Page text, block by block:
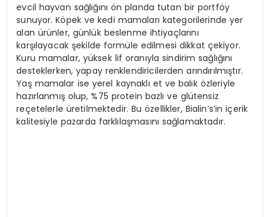
evcil hayvan sağlığını ön planda tutan bir portföy
sunuyor. Köpek ve kedi mamaları kategorilerinde yer
alan ürünler, günlük beslenme ihtiyaçlarını
karşılayacak şekilde formüle edilmesi dikkat çekiyor.
Kuru mamalar, yüksek lif oranıyla sindirim sağlığını
desteklerken, yapay renklendiricilerden arındırılmıştır.
Yaş mamalar ise yerel kaynaklı et ve balık özleriyle
hazırlanmış olup, %75 protein bazlı ve glütensiz
reçetelerle üretilmektedir. Bu özellikler, Bialin’s’in içerik
kalitesiyle pazarda farklılaşmasını sağlamaktadır.